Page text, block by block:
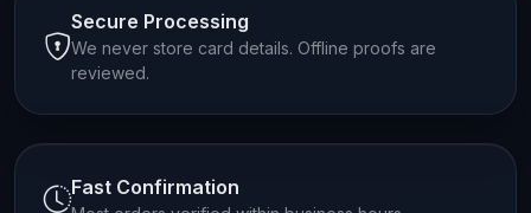
Secure Processing
We never store card details. Offline proofs are
reviewed.
Fast Confirmation